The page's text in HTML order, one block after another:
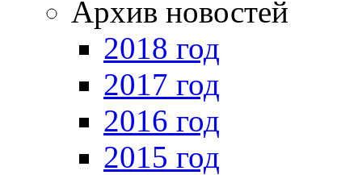
Архив новостей
2018 год
2017 год
2016 год
2015 год